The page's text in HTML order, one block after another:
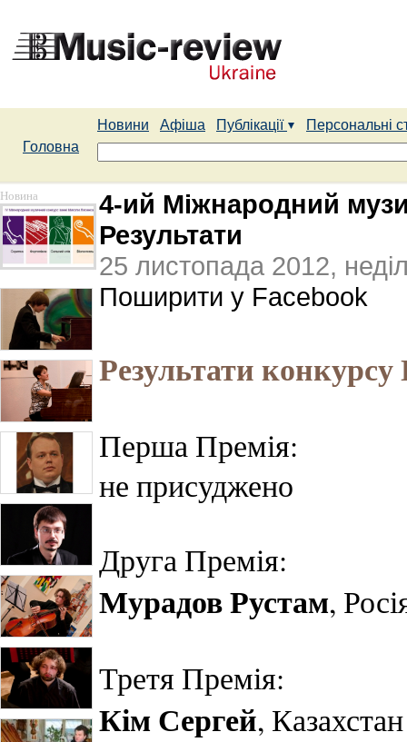
Новини Афіша Публікації
Персональні
Головна
Новина
4-ий Міжнародний
Результати
25 листопада 2012,
Поширити у Facebook
Результати конкурсу
Перша Премія:
не присуджено
Друга Премія:
МурадовРустам,
Третя Премія:
Кім Сергей, Казахстан